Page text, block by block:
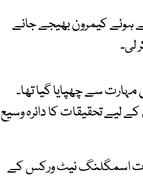
ہوئے کیمرون بھیجے جانے
سے چھپایا گیا تھا۔
لیے تحقیقات کا دائرہ وسیع
اسمگلنگ نیٹ ورکس کے